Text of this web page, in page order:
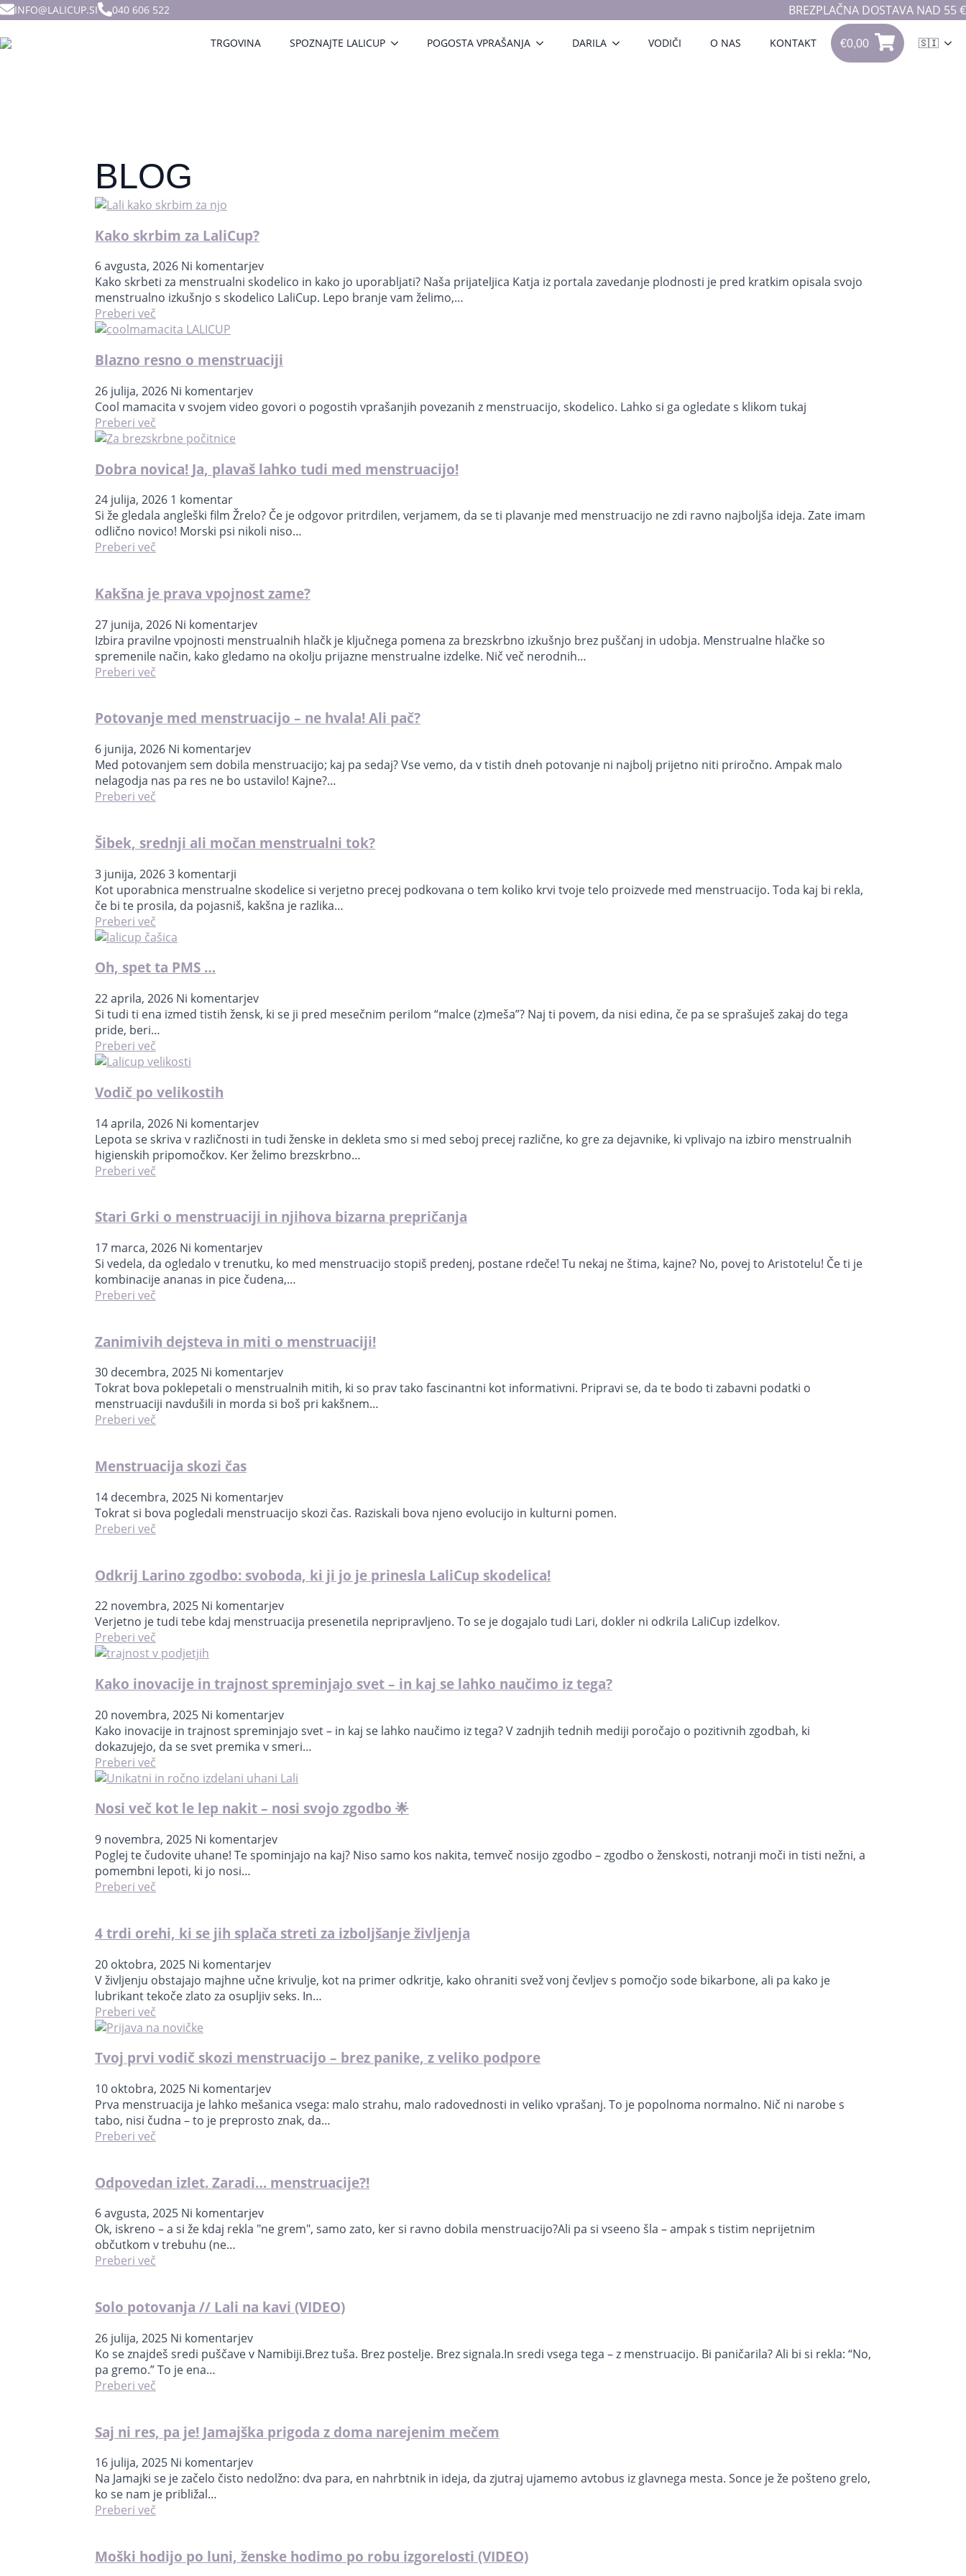
INFO@LALICUP.SI 040 606 522 BREZPLAČNA DOSTAVA NAD 55 €
TRGOVINA SPOZNAJTE LALICUP POGOSTA VPRAŠANJA DARILA VODIČI O NAS KONTAKT
€0,00
€0,00 🇸🇮
BLOG
Kako skrbim za LaliCup?
6 avgusta, 2026 Ni komentarjev
Kako skrbeti za menstrualni skodelico in kako jo uporabljati?⁣ Naša prijateljica Katja iz portala zavedanje plodnosti je pred kratkim opisala svojo
menstrualno izkušnjo s skodelico LaliCup. Lepo branje vam želimo,…
Preberi več
Blazno resno o menstruaciji
26 julija, 2026 Ni komentarjev
Cool mamacita v svojem video govori o pogostih vprašanjih povezanih z menstruacijo, skodelico. Lahko si ga ogledate s klikom tukaj
Preberi več
Dobra novica! Ja, plavaš lahko tudi med menstruacijo!
24 julija, 2026 1 komentar
Si že gledala angleški film Žrelo? Če je odgovor pritrdilen, verjamem, da se ti plavanje med menstruacijo ne zdi ravno najboljša ideja. Zate imam
odlično novico! Morski psi nikoli niso…
Preberi več
Kakšna je prava vpojnost zame?
27 junija, 2026 Ni komentarjev
Izbira pravilne vpojnosti menstrualnih hlačk je ključnega pomena za brezskrbno izkušnjo brez puščanj in udobja. Menstrualne hlačke so
spremenile način, kako gledamo na okolju prijazne menstrualne izdelke. Nič več nerodnih…
Preberi več
Potovanje med menstruacijo – ne hvala! Ali pač?
6 junija, 2026 Ni komentarjev
Med potovanjem sem dobila menstruacijo; kaj pa sedaj? Vse vemo, da v tistih dneh potovanje ni najbolj prijetno niti priročno. Ampak malo
nelagodja nas pa res ne bo ustavilo! Kajne?…
Preberi več
Šibek, srednji ali močan menstrualni tok?
3 junija, 20263 komentarji
Kot uporabnica menstrualne skodelice si verjetno precej podkovana o tem koliko krvi tvoje telo proizvede med menstruacijo. Toda kaj bi rekla,
če bi te prosila, da pojasniš, kakšna je razlika…
Preberi več
Oh, spet ta PMS …
22 aprila, 2026 Ni komentarjev
Si tudi ti ena izmed tistih žensk, ki se ji pred mesečnim perilom “malce (z)meša”? Naj ti povem, da nisi edina, če pa se sprašuješ zakaj do tega
pride, beri…
Preberi več
Vodič po velikostih
14 aprila, 2026 Ni komentarjev
Lepota se skriva v različnosti in tudi ženske in dekleta smo si med seboj precej različne, ko gre za dejavnike, ki vplivajo na izbiro menstrualnih
higienskih pripomočkov. Ker želimo brezskrbno…
Preberi več
Stari Grki o menstruaciji in njihova bizarna prepričanja
17 marca, 2026 Ni komentarjev
Si vedela, da ogledalo v trenutku, ko med menstruacijo stopiš predenj, postane rdeče! Tu nekaj ne štima, kajne? No, povej to Aristotelu! Če ti je
kombinacije ananas in pice čudena,…
Preberi več
Zanimivih dejsteva in miti o menstruaciji!
30 decembra, 2025 Ni komentarjev
Tokrat bova poklepetali o menstrualnih mitih, ki so prav tako fascinantni kot informativni. Pripravi se, da te bodo ti zabavni podatki o
menstruaciji navdušili in morda si boš pri kakšnem…
Preberi več
Menstruacija skozi čas
14 decembra, 2025 Ni komentarjev
Tokrat si bova pogledali menstruacijo skozi čas. Raziskali bova njeno evolucijo in kulturni pomen.
Preberi več
Odkrij Larino zgodbo: svoboda, ki ji jo je prinesla LaliCup skodelica!
22 novembra, 2025 Ni komentarjev
Verjetno je tudi tebe kdaj menstruacija presenetila nepripravljeno. To se je dogajalo tudi Lari, dokler ni odkrila LaliCup izdelkov.
Preberi več
Kako inovacije in trajnost spreminjajo svet – in kaj se lahko naučimo iz tega?
20 novembra, 2025 Ni komentarjev
Kako inovacije in trajnost spreminjajo svet – in kaj se lahko naučimo iz tega? V zadnjih tednih mediji poročajo o pozitivnih zgodbah, ki
dokazujejo, da se svet premika v smeri…
Preberi več
Nosi več kot le lep nakit – nosi svojo zgodbo 🌟
9 novembra, 2025 Ni komentarjev
Poglej te čudovite uhane! Te spominjajo na kaj? Niso samo kos nakita, temveč nosijo zgodbo – zgodbo o ženskosti, notranji moči in tisti nežni, a
pomembni lepoti, ki jo nosi…
Preberi več
4 trdi orehi, ki se jih splača streti za izboljšanje življenja
20 oktobra, 2025 Ni komentarjev
V življenju obstajajo majhne učne krivulje, kot na primer odkritje, kako ohraniti svež vonj čevljev s pomočjo sode bikarbone, ali pa kako je
lubrikant tekoče zlato za osupljiv seks. In…
Preberi več
Tvoj prvi vodič skozi menstruacijo – brez panike, z veliko podpore
10 oktobra, 2025 Ni komentarjev
Prva menstruacija je lahko mešanica vsega: malo strahu, malo radovednosti in veliko vprašanj. To je popolnoma normalno. Nič ni narobe s
tabo, nisi čudna – to je preprosto znak, da…
Preberi več
Odpovedan izlet. Zaradi… menstruacije?!
6 avgusta, 2025 Ni komentarjev
Ok, iskreno – a si že kdaj rekla "ne grem", samo zato, ker si ravno dobila menstruacijo?Ali pa si vseeno šla – ampak s tistim neprijetnim
občutkom v trebuhu (ne…
Preberi več
Solo potovanja // Lali na kavi (VIDEO)
26 julija, 2025 Ni komentarjev
Ko se znajdeš sredi puščave v Namibiji.Brez tuša. Brez postelje. Brez signala.In sredi vsega tega – z menstruacijo. Bi paničarila? Ali bi si rekla: “No,
pa gremo.” To je ena…
Preberi več
Saj ni res, pa je! Jamajška prigoda z doma narejenim mečem
16 julija, 2025 Ni komentarjev
Na Jamajki se je začelo čisto nedolžno: dva para, en nahrbtnik in ideja, da zjutraj ujamemo avtobus iz glavnega mesta. Sonce je že pošteno grelo,
ko se nam je približal…
Preberi več
Moški hodijo po luni, ženske hodimo po robu izgorelosti (VIDEO)